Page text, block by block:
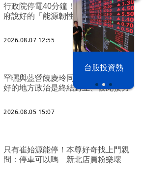
台股投資熱
行政院停電40分鐘！ 藍委批：賴政
府說好的「能源韌性」呢
2026.08.07 12:55
罕曬與藍營饒慶玲同框照 蔡英文：
好的地方政治是終結對立、彼此接力
2026.08.05 15:07
只有崔始源能停！本尊好奇找上門親
問：停車可以嗎 新北店員粉樂壞